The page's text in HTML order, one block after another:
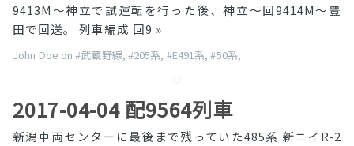
9413M〜神立で試運転を行った後、神立〜回9414M〜豊
田で回送。 列車編成 回9 »
John Doe on#武蔵野線, #205系, #E491系,#50系,
2017-04-04 配9564列車
新潟車両センターに最後まで残っていた485系 新ニイR-2